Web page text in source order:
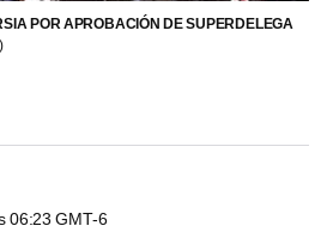
POR APROBACIÓN DE SUPERDELEGA
06:23 GMT-6